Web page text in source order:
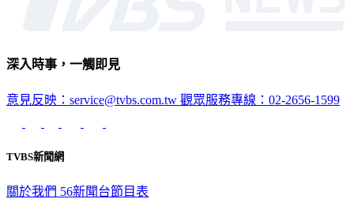
深入時事，一觸即見
意見反映：service@tvbs.com.tw 觀眾服務專線：02-2656-1599
TVBS新聞網
關於我們 56新聞台節目表